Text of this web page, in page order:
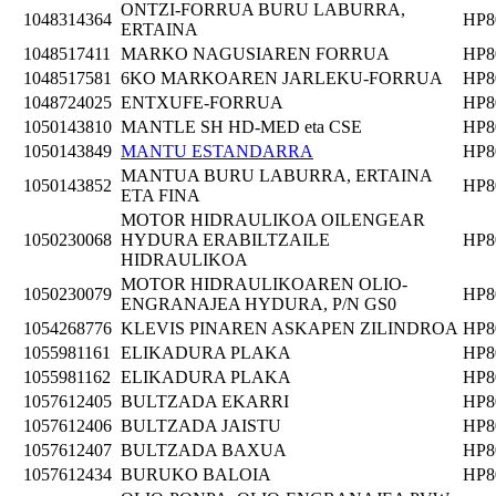
1048314364
ONTZI-FORRUA BURU LABURRA,
ERTAINA
1048517411
MARKO NAGUSIAREN FORRUA
1048517581
6KO MARKOAREN JARLEKU-FORRUA
1048724025 ENTXUFE-FORRUA
1050143810 MANTLE SH HD-MED eta CSE
1050143849 MANTU ESTANDARRA
1050143852
MANTUA BURU LABURRA, ERTAINA
ETA FINA
1050230068
MOTOR HIDRAULIKOA OILENGEAR
HYDURA ERABILTZAILE
HIDRAULIKOA
1050230079
MOTOR HIDRAULIKOAREN OLIO-
ENGRANAJEA HYDURA, P/N GS0
1054268776 KLEVIS PINAREN ASKAPEN ZILINDROA
1055981161
ELIKADURA PLAKA
1055981162 ELIKADURA PLAKA
1057612405 BULTZADA EKARRI
1057612406 BULTZADA JAISTU
1057612407 BULTZADA BAXUA
1057612434 BURUKO BALOIA